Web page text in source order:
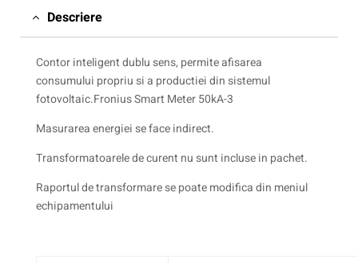
Descriere
Contor inteligent dublu sens, permite afisarea
consumului propriu si a productiei din sistemul
fotovoltaic.Fronius Smart Meter 50kA-3
Masurarea energiei se face indirect.
Transformatoarele de curent nu sunt incluse in pachet.
Raportul de transformare se poate modifica din meniul
echipamentului